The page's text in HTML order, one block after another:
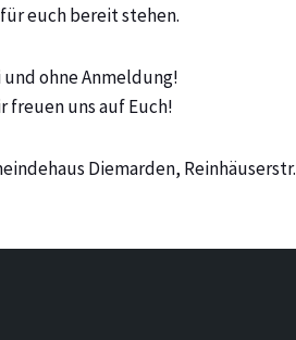
euch bereit stehen.
ohne Anmeldung!
freuen uns auf Euch!
Diemarden,